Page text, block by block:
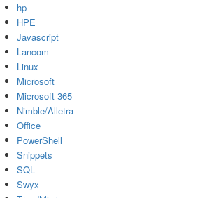
hp
HPE
Javascript
Lancom
Linux
Microsoft
Microsoft 365
Nimble/Alletra
Office
PowerShell
Snippets
SQL
Swyx